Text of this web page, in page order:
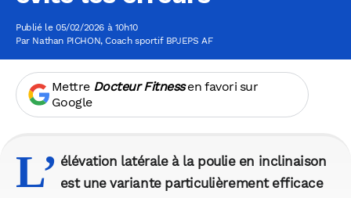
Publié le 05/02/2026 à 10h10
Par Nathan PICHON, Coach sportif BPJEPS AF
Mettre Docteur Fitnessen favori sur
Google
L’ élévation latérale à la poulie en inclinaison
est une variante particulièrement efficace